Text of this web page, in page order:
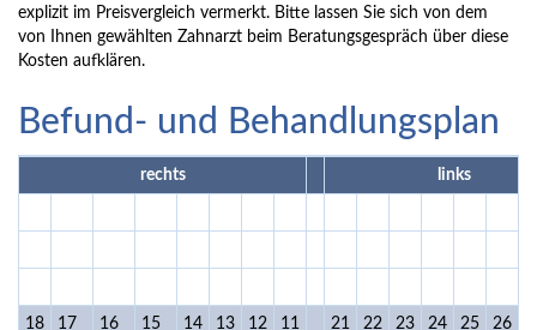
explizit im Preisvergleich vermerkt. Bitte lassen Sie sich von dem
von Ihnen gewählten Zahnarzt beim Beratungsgespräch über diese
Kosten aufklären.
Befund- und Behandlungsplan
rechts links
18 17 16 15 14 13 12 11 21 22 23 24 25 26